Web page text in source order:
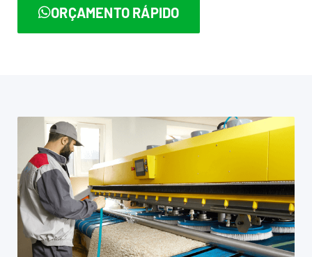
ORÇAMENTO RÁPIDO